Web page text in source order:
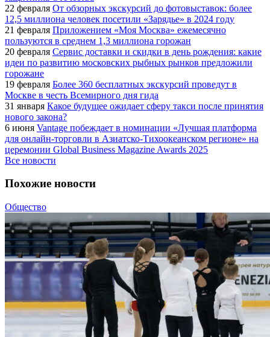
22 февраля От обзорных экскурсий до фотовыставок: более
12,5 миллиона человек посетили «Зарядье» в 2024 году
21 февраля Приложением «Моя Москва» ежемесячно
пользуются в среднем 1,3 миллиона горожан
20 февраля Сервис доставки и скидки в день рождения: какие
идеи по развитию московских рыбных рынков предложили
горожане
19 февраля Более 360 бесплатных экскурсий проведут в
Москве в честь Всемирного дня гида
31 января Какое будущее ожидает сферу такси после принятия
нового закона?
6 июня Vantage побеждает в номинации «Лучшая платформа
для онлайн-торговли в Азиатско-Тихоокеанском регионе» на
церемонии Global Business Magazine Awards 2025
Все новости
Похожие новости
Общество